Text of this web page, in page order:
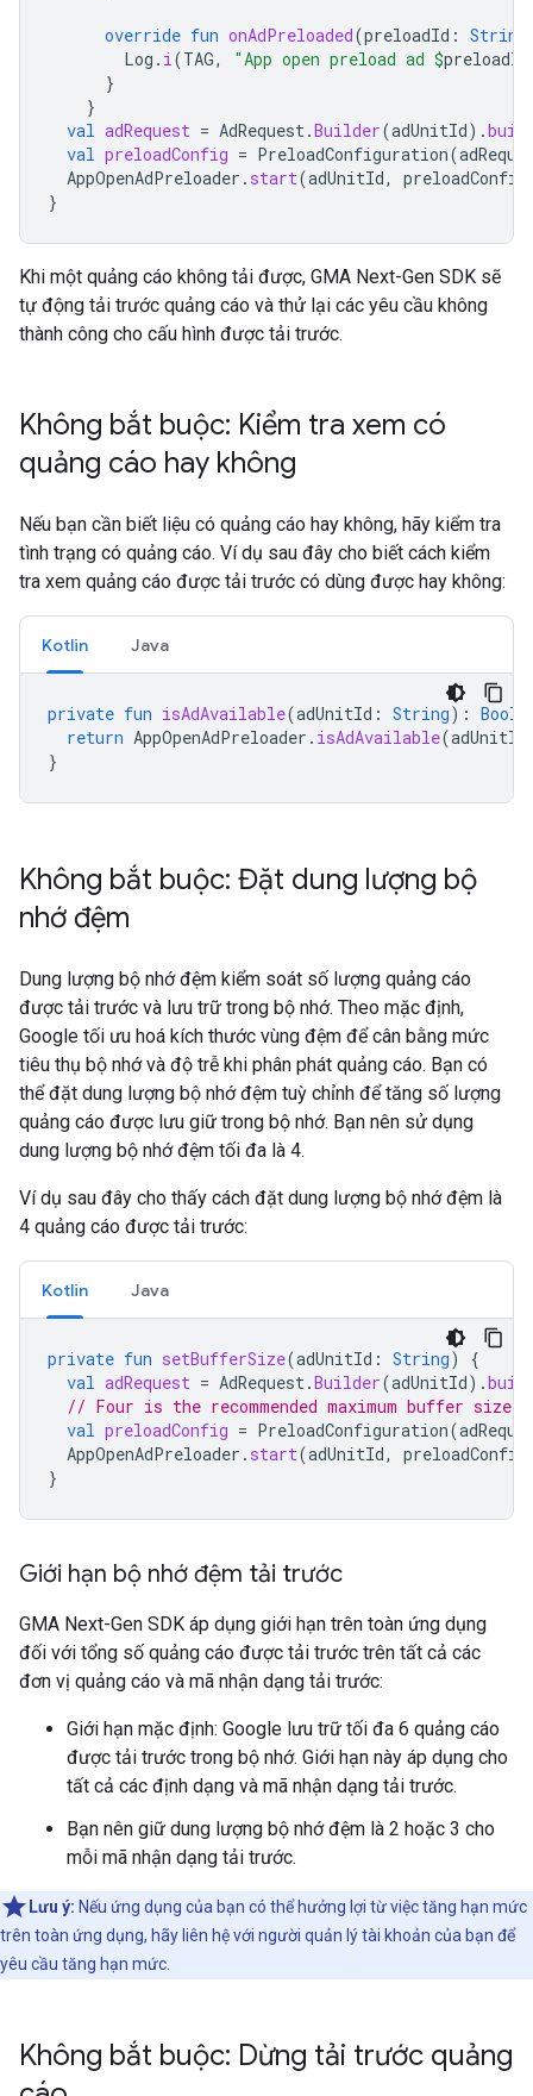
override fun onAdPreloaded(preloadId : String
Log . i(TAG, "App open preload ad $preloadId
}
}
val adRequest = AdRequest.Builder(adUnitId).
val preloadConfig = PreloadConfiguration(
AppOpenAdPreloader . start(adUnitId, preloadConfig
}
Khi một quảng cáo không tải được, GMA Next-Gen SDK sẽ
tự động tải trước quảng cáo và thử lại các yêu cầu không
thành công cho cấu hình được tải trước.
Không bắt buộc: Kiểm tra xem có
quảng cáo hay không
Nếu bạn cần biết liệu có quảng cáo hay không, hãy kiểm tra
tình trạng có quảng cáo. Ví dụ sau đây cho biết cách kiểm
tra xem quảng cáo được tải trước có dùng được hay không:
Kotlin Java
private fun isAdAvailable(adUnitId : String):
return AppOpenAdPreloader . isAdAvailable(adUnitId
}
Không bắt buộc: Đặt dung lượng bộ
nhớ đệm
Dung lượng bộ nhớ đệm kiểm soát số lượng quảng cáo
được tải trước và lưu trữ trong bộ nhớ. Theo mặc định,
Google tối ưu hoá kích thước vùng đệm để cân bằng mức
tiêu thụ bộ nhớ và độ trễ khi phân phát quảng cáo. Bạn có
thể đặt dung lượng bộ nhớ đệm tuỳ chỉnh để tăng số lượng
quảng cáo được lưu giữ trong bộ nhớ. Bạn nên sử dụng
dung lượng bộ nhớ đệm tối đa là 4.
Ví dụ sau đây cho thấy cách đặt dung lượng bộ nhớ đệm là
4 quảng cáo được tải trước:
Kotlin Java
private fun setBufferSize(adUnitId : String)
{
val adRequest = AdRequest.Builder(adUnitId).
// Four is the recommended maximum buffer size.
val preloadConfig = PreloadConfiguration(
AppOpenAdPreloader . start(adUnitId, preloadConfig
}
Giới hạn bộ nhớ đệm tải trước
GMA Next-Gen SDK áp dụng giới hạn trên toàn ứng dụng
đối với tổng số quảng cáo được tải trước trên tất cả các
đơn vị quảng cáo và mã nhận dạng tải trước:
Giới hạn mặc định: Google lưu trữ tối đa 6 quảng cáo
được tải trước trong bộ nhớ. Giới hạn này áp dụng cho
tất cả các định dạng và mã nhận dạng tải trước.
Bạn nên giữ dung lượng bộ nhớ đệm là 2 hoặc 3 cho
mỗi mã nhận dạng tải trước.
Lưu ý: Nếu ứng dụng của bạn có thể hưởng lợi từ việc tăng hạn mức
trên toàn ứng dụng, hãy liên hệ với người quản lý tài khoản của bạn để
yêu cầu tăng hạn mức.
Không bắt buộc: Dừng tải trước quảng